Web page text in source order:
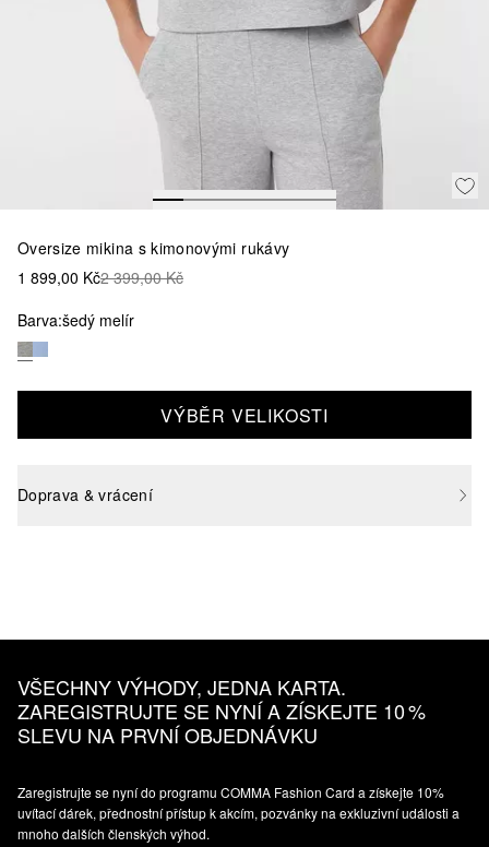
Oversize mikina s kimonovými rukávy
1 899,00 Kč2 399,00 Kč
Barva:šedý melír
VÝBĚR VELIKOSTI
Doprava & vrácení
VŠECHNY VÝHODY, JEDNA KARTA.
ZAREGISTRUJTE SE NYNÍ A ZÍSKEJTE 10 %
SLEVU NA PRVNÍ OBJEDNÁVKU
Zaregistrujte se nyní do programu COMMA Fashion Card a získejte 10%
uvítací dárek, přednostní přístup k akcím, pozvánky na exkluzivní události a
mnoho dalších členských výhod.